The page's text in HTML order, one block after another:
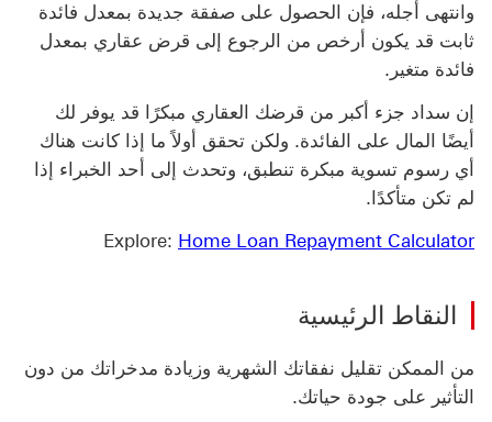
وانتهى أجله، فإن الحصول على صفقة جديدة بمعدل فائدة
ثابت قد يكون أرخص من الرجوع إلى قرض عقاري بمعدل
فائدة متغير.
إن سداد جزء أكبر من قرضك العقاري مبكرًا قد يوفر لك
أيضًا المال على الفائدة. ولكن تحقق أولاً ما إذا كانت هناك
أي رسوم تسوية مبكرة تنطبق، وتحدث إلى أحد الخبراء إذا
لم تكن متأكدًا.
Explore: Home Loan Repayment Calculator
‏‫النقاط الرئيسية‬
من الممكن تقليل نفقاتك الشهرية وزيادة مدخراتك من دون
التأثير على جودة حياتك.